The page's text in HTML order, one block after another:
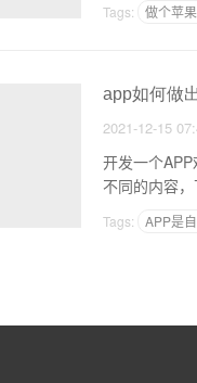
Tags: 做个苹
app如何做
2021-12-15
开发一个APP难度多大一款
Tags: APP是